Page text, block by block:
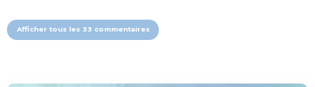
Afficher tous les 33 commentaires